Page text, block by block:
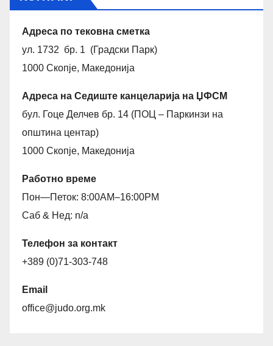
Адреса по тековна сметка
ул. 1732 бр. 1 (Градски Парк)
1000 Скопје, Македонија
Адреса на Седиште канцеларија на ЏФСМ
бул. Гоце Делчев бр. 14 (ПОЦ – Паркинзи на
општина центар)
1000 Скопје, Македонија
Работно време
Пон—Петок: 8:00AM–16:00PM
Саб & Нед: n/a
Телефон за контакт
+389 (0)71-303-748
Email
office@judo.org.mk